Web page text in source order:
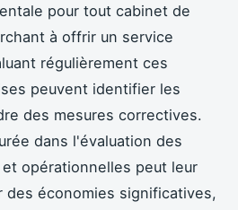
pour tout cabinet de
à offrir un service
régulièrement ces
peuvent identifier les
des mesures correctives.
dans l'évaluation des
opérationnelles peut leur
des économies significatives,